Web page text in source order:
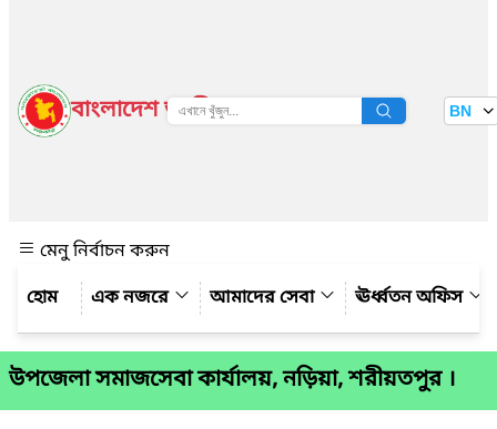
বাংলাদেশ জাতীয় তথ্য বাতায়ন BN
মেনু নির্বাচন করুন
এক নজরে
আমাদের সেবা ঊর্ধ্বতন অফিস
উপজেলা সমাজসেবা কার্যালয়, নড়িয়া, শরীয়তপুর ।